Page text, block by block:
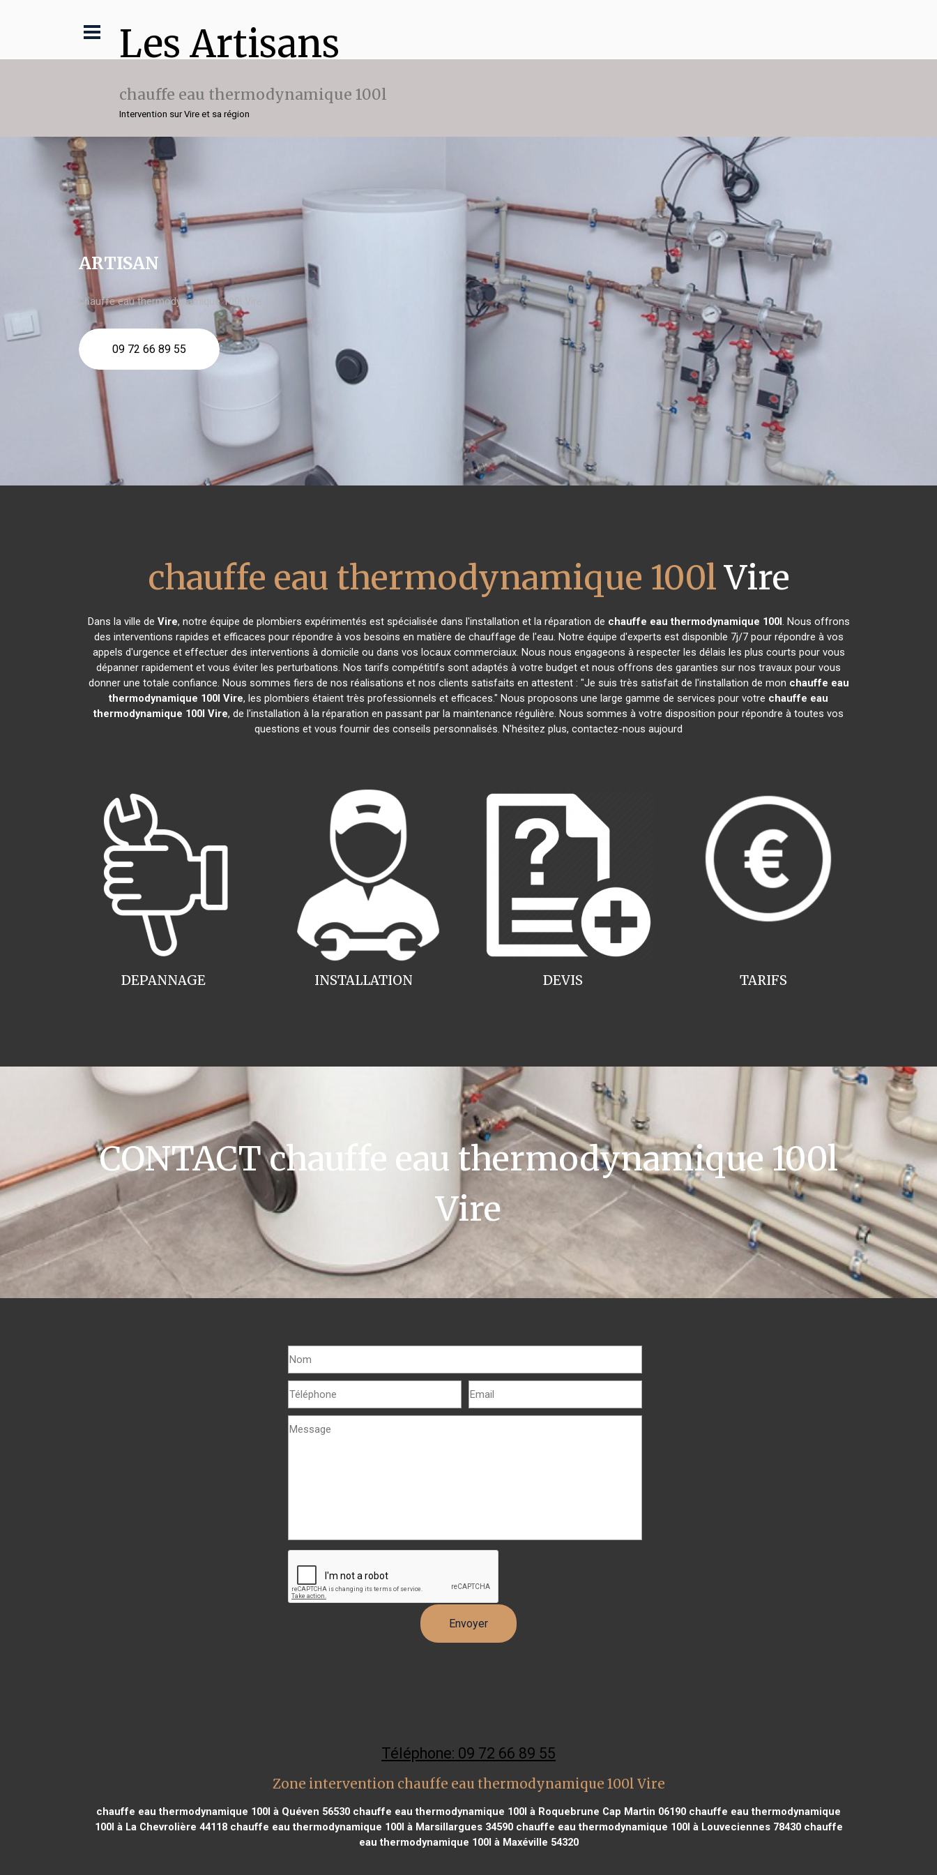
Les Artisans
chauffe eau thermodynamique 100l
Intervention sur Vire et sa région
ARTISAN
chauffe eau thermodynamique 100l Vire
09 72 66 89 55
chauffe eau thermodynamique 100lVire
Dans la ville de Vire, notre équipe de plombiers expérimentés est spécialisée dans l'installation et la réparation de chauffe eau thermodynamique 100l. Nous offrons
des interventions rapides et efficaces pour répondre à vos besoins en matière de chauffage de l'eau. Notre équipe d'experts est disponible 7j/7 pour répondre à vos
appels d'urgence et effectuer des interventions à domicile ou dans vos locaux commerciaux. Nous nous engageons à respecter les délais les plus courts pour vous
dépanner rapidement et vous éviter les perturbations. Nos tarifs compétitifs sont adaptés à votre budget et nous offrons des garanties sur nos travaux pour vous
donner une totale confiance. Nous sommes fiers de nos réalisations et nos clients satisfaits en attestent : "Je suis très satisfait de l'installation de mon chauffe eau
thermodynamique 100l Vire, les plombiers étaient très professionnels et efficaces." Nous proposons une large gamme de services pour votre chauffe eau
thermodynamique 100l Vire, de l'installation à la réparation en passant par la maintenance régulière. Nous sommes à votre disposition pour répondre à toutes vos
questions et vous fournir des conseils personnalisés. N'hésitez plus, contactez-nous aujourd
INSTALLATION
DEPANNAGE TARIFS
DEVIS
CONTACT chauffe eau thermodynamique 100l
Vire
Téléphone: 09 72 66 89 55
Zone intervention chauffe eau thermodynamique 100l Vire
chauffe eau thermodynamique 100l à Quéven 56530 chauffe eau thermodynamique 100l à Roquebrune Cap Martin 06190 chauffe eau thermodynamique
100l à La Chevrolière 44118chauffe eau thermodynamique 100l à Marsillargues 34590chauffe eau thermodynamique 100l à Louveciennes 78430chauffe
eau thermodynamique 100l à Maxéville 54320